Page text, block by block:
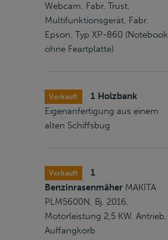
Webcam, Fabr. Trust,
Multifunktionsgerät, Fabr.
Epson, Typ XP-860 (Notebook
ohne Feartplatte)
Verkauft
1 Holzbank
Eigenanfertigung aus einem
alten Schiffsbug
Verkauft
1
Benzinrasenmäher MAKITA
PLM5600N, Bj. 2016,
Motorleistung 2,5 KW, Antrieb,
Auffangkorb